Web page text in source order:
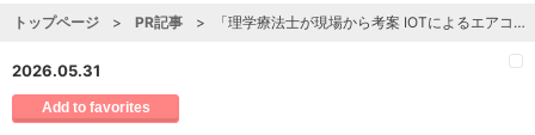
トップページ PR記事 「理学療法士が現場から考案 IOTによるエアコンの自動制御で熱中症予防へ」 高齢者を守る“熱中症支援サービス”への挑戦
2026.05.31
Add to favorites